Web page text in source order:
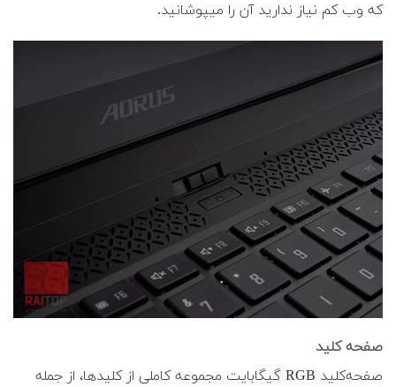
که وب کم نیاز ندارید آن را میپوشانید.
صفحه کلید
صفحه‌کلید RGB گیگابایت مجموعه کاملی از کلیدها، از جمله